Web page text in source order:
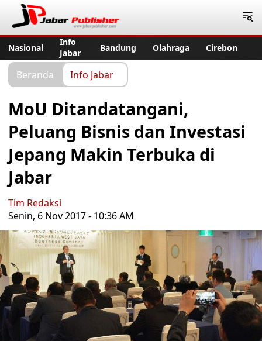
Nasional
Info
Jabar
Bandung Olahraga Cirebon
Beranda Info Jabar
MoU Ditandatangani,
Peluang Bisnis dan Investasi
Jepang Makin Terbuka di
Jabar
Tim Redaksi
Senin, 6 Nov 2017 - 10:36 AM